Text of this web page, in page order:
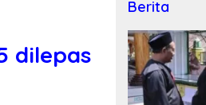
dilepas
Berita